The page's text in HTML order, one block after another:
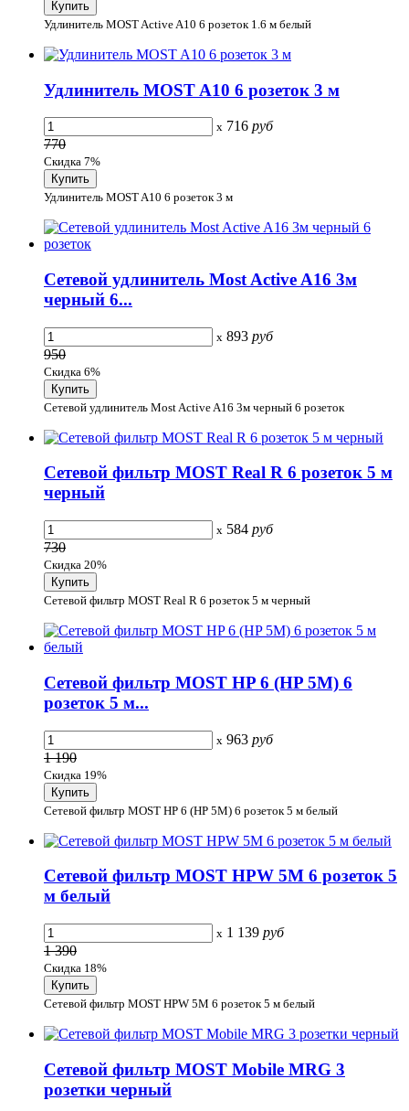
Удлинитель MOST Active A10 6 розеток 1.6 м белый
Удлинитель MOST A10 6 розеток 3 м
x 716 руб
770
Скидка 7%
Удлинитель MOST A10 6 розеток 3 м
Сетевой удлинитель Most Active A16 3м
черный 6...
x 893 руб
950
Скидка 6%
Сетевой удлинитель Most Active A16 3м черный 6 розеток
Сетевой фильтр MOST Real R 6 розеток 5 м
черный
x 584 руб
730
Скидка 20%
Сетевой фильтр MOST Real R 6 розеток 5 м черный
Сетевой фильтр MOST HP 6 (HP 5М) 6
розеток 5 м...
x 963 руб
1 190
Скидка 19%
Сетевой фильтр MOST HP 6 (HP 5М) 6 розеток 5 м белый
Сетевой фильтр MOST HPW 5М 6 розеток 5
м белый
x 1 139 руб
1 390
Скидка 18%
Сетевой фильтр MOST HPW 5М 6 розеток 5 м белый
Сетевой фильтр MOST Mobile MRG 3
розетки черный